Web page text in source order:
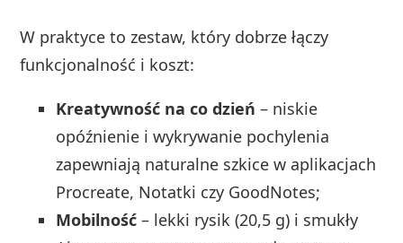
W praktyce to zestaw, który dobrze łączy
funkcjonalność i koszt:
Kreatywność na co dzień – niskie
opóźnienie i wykrywanie pochylenia
zapewniają naturalne szkice w aplikacjach
Procreate, Notatki czy GoodNotes;
Mobilność – lekki rysik (20,5 g) i smukły